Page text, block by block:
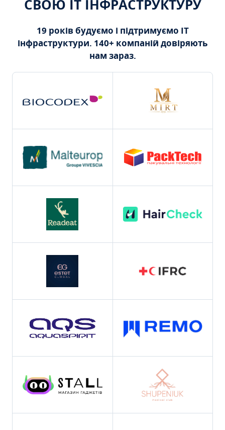
СВОЮ ІТ ІНФРАСТРУКТУРУ
19 років будуємо і підтримуємо ІТ
інфраструктури. 140+ компаній довіряють
нам зараз.